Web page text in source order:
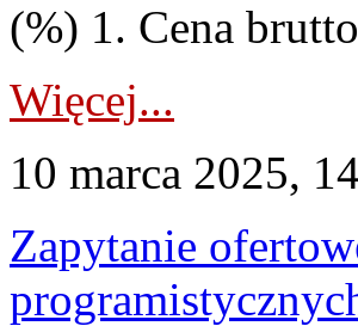
(%) 1. Cena
Więcej...
10 marca 2025,
Zapytanie